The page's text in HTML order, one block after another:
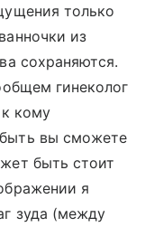
только
из
сохраняются.
гинеколог
кому
вы сможете
быть стоит
я
зуда (между